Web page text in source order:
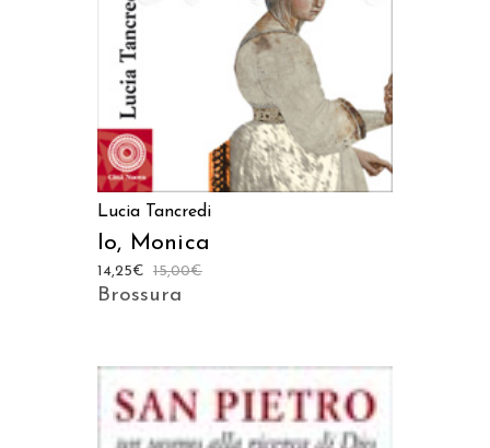
Lucia Tancredi
Io, Monica
15,00€
14,25€
Brossura